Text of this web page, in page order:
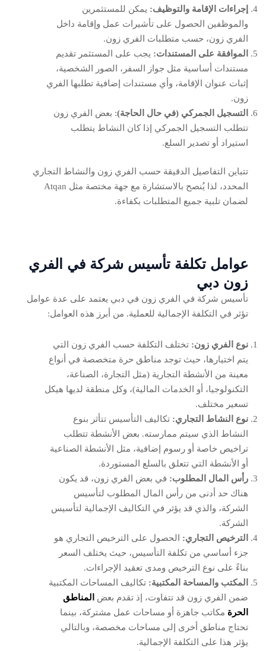
إجراءات الإقامة والتوظيف: يمكن للمستثمرين
والموظفين الحصول على تأشيرات عمل وإقامة داخل
الفري زون، حسب متطلبات الفري زون.
الموافقة على المستندات: يجب على المستثمر تقديم
مستندات أساسية مثل جواز السفر، الصور الشخصية،
إثبات عنوان الإقامة، وأي مستندات إضافية تطلبها الفري
زون.
التسجيل الجمركي (في حال الحاجة): بعض الفري زون
تتطلب التسجيل الجمركي إذا كان النشاط يتطلب
استيراد أو تصدير السلع.
تتباين التفاصيل الدقيقة حسب الفري زون والنشاط التجاري
المحدد، لذا يُنصح بالاستشارة مع جهة مختصة مثل Atqan
لضمان تلبية جميع المتطلبات بكفاءة.
عوامل تكلفة تأسيس شركة في الفري
زون دبي
تأسيس شركة في الفري زون في دبي يعتمد على عدة عوامل
تؤثر في التكلفة الإجمالية للعملية. من أبرز هذه العوامل:
نوع الفري زون: تختلف التكلفة حسب الفري زون التي
يتم اختيارها، حيث توجد مناطق حرة متخصصة في أنواع
معينة من الأنشطة التجارية (مثل التجارة، الصناعة،
التكنولوجيا، أو الخدمات المالية)، وكل منطقة لديها هيكل
تسعير مختلف.
نوع النشاط التجاري: تكاليف التأسيس تتأثر بنوع
النشاط الذي سيتم ممارسته. بعض الأنشطة تتطلب
تراخيص خاصة أو رسوم إضافية، مثل الأنشطة الصناعية
أو الأنشطة التي تتعلق بالسلع المستوردة.
رأس المال المطلوب: في بعض الفري زون، قد يكون
هناك حد أدنى من رأس المال المطلوب لتأسيس
الشركة، والذي قد يؤثر في التكاليف الإجمالية لتأسيس
الشركة.
الترخيص التجاري: الحصول على الترخيص التجاري هو
جزء أساسي من تكلفة التأسيس، حيث يختلف السعر
بناءً على نوع الترخيص ومدى تعقيد الإجراءات.
المكتب والمساحة المكتبية: تكاليف المساحات المكتبية
ضمن الفري زون قد تتفاوت، إذ تقدم بعض
المناطق
الحرة مكاتب جاهزة أو مساحات عمل مشتركة، بينما
تحتاج مناطق أخرى إلى مساحات مخصصة، وبالتالي
يؤثر هذا على التكلفة الإجمالية.